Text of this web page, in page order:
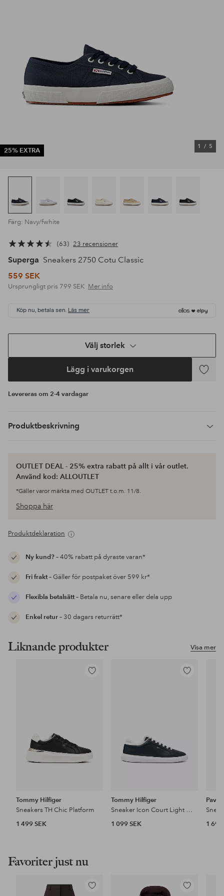
25% EXTRA
1 / 5
Färg: Navy/fwhite
63 23 recensioner
Superga Sneakers 2750 Cotu Classic
559 SEK
Ursprungligt pris 799 SEK Mer info
Köp nu, betala sen. Läs mer
Välj storlek
Lägg i varukorgen
Lägg
Levereras om 2-4 vardagar
Produktbeskrivning
OUTLET DEAL - 25% extra rabatt på allt i vår outlet.
Använd kod: ALLOUTLET
*Gäller varor märkta med OUTLET t.o.m. 11/8.
Shoppa här
Produktdeklaration
Ny kund?– 40% rabatt på dyraste varan*
Fri frakt– Gäller för postpaket över 599 kr*
Flexibla betalsätt– Betala nu, senare eller dela upp
Enkel retur– 30 dagars returrätt*
Visa mer
Liknande produkter
Lägg
Tommy Hilfiger
Sneakers TH Chic Platform
1 499 SEK
Lägg
Tommy Hilfiger
Sneaker Icon Court Light Weight
1 099 SEK
1 699
Favoriter just nu
Lägg
Lägg